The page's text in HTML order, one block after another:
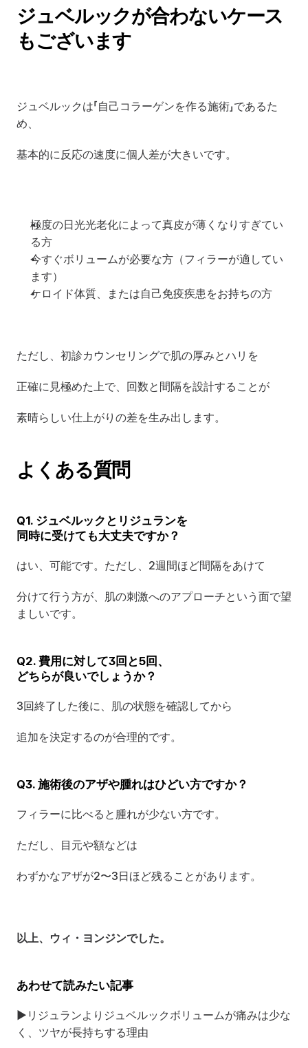
ジュベルックが合わないケース
もございます
ジュベルックは「自己コラーゲンを作る施術」であるた
め、
基本的に反応の速度に個人差が大きいです。
極度の日光光老化によって真皮が薄くなりすぎてい
る方
今すぐボリュームが必要な方（フィラーが適してい
ます）
ケロイド体質、または自己免疫疾患をお持ちの方
ただし、初診カウンセリングで肌の厚みとハリを
正確に見極めた上で、回数と間隔を設計することが
素晴らしい仕上がりの差を生み出します。
よくある質問
Q1. ジュベルックとリジュランを
同時に受けても大丈夫ですか？
はい、可能です。ただし、2週間ほど間隔をあけて
分けて行う方が、肌の刺激へのアプローチという面で望
ましいです。
Q2. 費用に対して3回と5回、
どちらが良いでしょうか？
3回終了した後に、肌の状態を確認してから
追加を決定するのが合理的です。
Q3. 施術後のアザや腫れはひどい方ですか？
フィラーに比べると腫れが少ない方です。
ただし、目元や額などは
わずかなアザが2〜3日ほど残ることがあります。
以上、ウィ・ヨンジンでした。
あわせて読みたい記事
▶ リジュランよりジュベルックボリュームが痛みは少な
く、ツヤが長持ちする理由